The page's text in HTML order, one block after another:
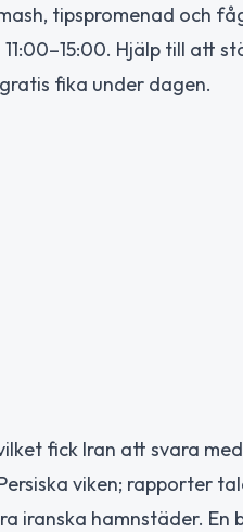
tipspromenad och
Hjälp till att
fika under dagen.
fick Iran att svara
viken; rapporter
iranska hamnstäder.